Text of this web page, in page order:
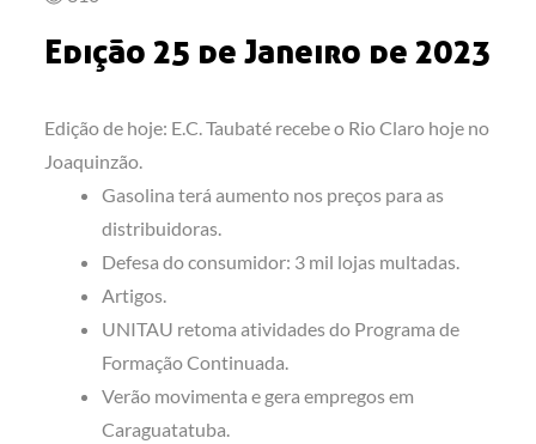
Edição 25 de Janeiro de 2023
Edição de hoje: E.C. Taubaté recebe o Rio Claro hoje no
Joaquinzão.
Gasolina terá aumento nos preços para as
distribuidoras.
Defesa do consumidor: 3 mil lojas multadas.
Artigos.
UNITAU retoma atividades do Programa de
Formação Continuada.
Verão movimenta e gera empregos em
Caraguatatuba.